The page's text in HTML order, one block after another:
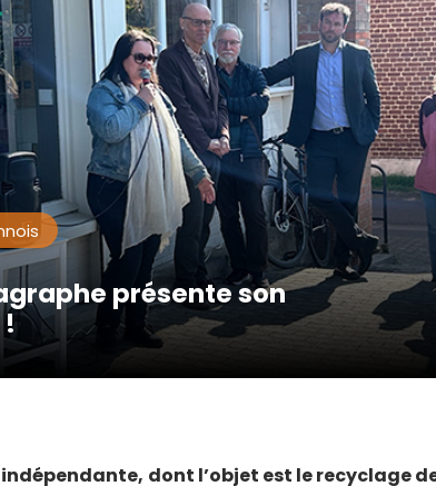
présente son
indépendante, dont l’objet est le recyclage